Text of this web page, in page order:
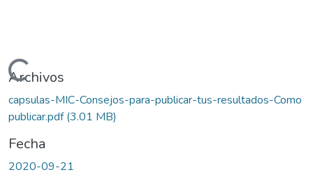
Cargando...
Archivos
capsulas-MIC-Consejos-para-publicar-tus-resultados-Como
publicar.pdf(3.01 MB)
Fecha
2020-09-21